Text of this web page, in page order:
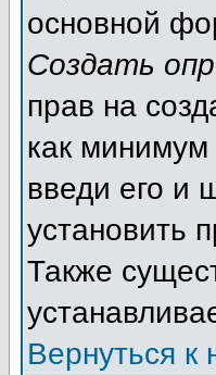
основной
Создать
прав на
как минимум
введи его и
установить
Также
Вернуться к